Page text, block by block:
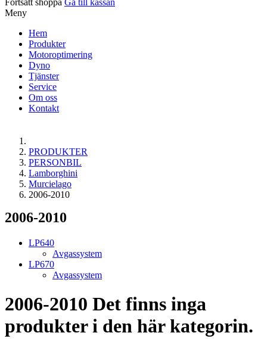
Fortsätt shoppa Gå till kassan
Meny
Hem
Produkter
Motoroptimering
Dyno
Tjänster
Service
Om oss
Kontakt
PRODUKTER
PERSONBIL
Lamborghini
Murcielago
2006-2010
2006-2010
LP640
Avgassystem
LP670
Avgassystem
2006-2010 Det finns inga
produkter i den här kategorin.